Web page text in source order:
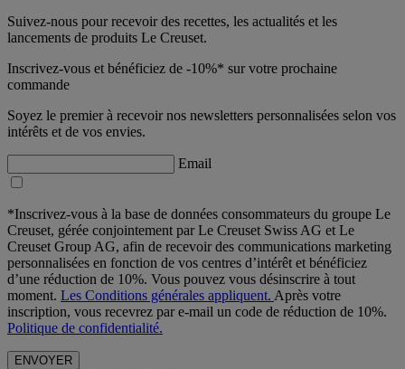
Suivez-nous pour recevoir des recettes, les actualités et les
lancements de produits Le Creuset.
Inscrivez-vous et bénéficiez de -10%* sur votre prochaine
commande
Soyez le premier à recevoir nos newsletters personnalisées selon vos
intérêts et de vos envies.
Email
*Inscrivez-vous à la base de données consommateurs du groupe Le
Creuset, gérée conjointement par Le Creuset Swiss AG et Le
Creuset Group AG, afin de recevoir des communications marketing
personnalisées en fonction de vos centres d’intérêt et bénéficiez
d’une réduction de 10%. Vous pouvez vous désinscrire à tout
moment. Les Conditions générales appliquent. Après votre
inscription, vous recevrez par e-mail un code de réduction de 10%.
Politique de confidentialité.